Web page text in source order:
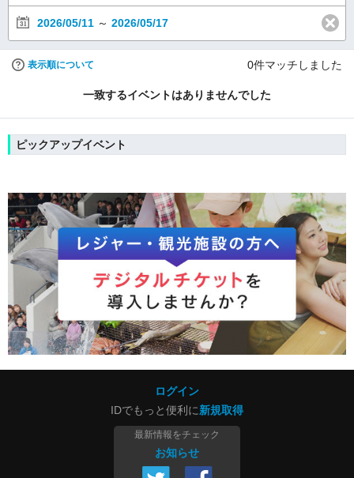
2026/05/11 ～ 2026/05/17
表示順について 0件マッチしました
一致するイベントはありませんでした
ピックアップイベント
ログイン
IDでもっと便利に新規取得
最新情報をチェック
お知らせ